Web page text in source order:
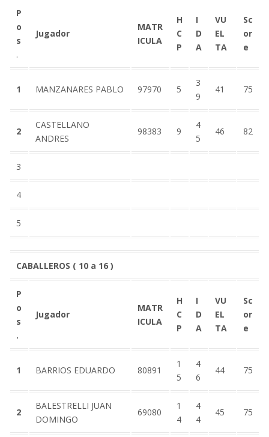
P
o
s
.
Jugador
MATR
ICULA
H
C
P
I
D
A
VU
EL
TA
Sc
or
e
1 MANZANARES PABLO 97970 5
3
9
41 75
2
CASTELLANO
ANDRES
98383 9
4
5
46 82
3
4
5
CABALLEROS ( 10 a 16 )
P
o
s
.
Jugador
MATR
ICULA
H
C
P
I
D
A
VU
EL
TA
Sc
or
e
1 BARRIOS EDUARDO 80891
1
5
4
6
44 75
2
BALESTRELLI JUAN
DOMINGO
69080
1
4
4
4
45 75